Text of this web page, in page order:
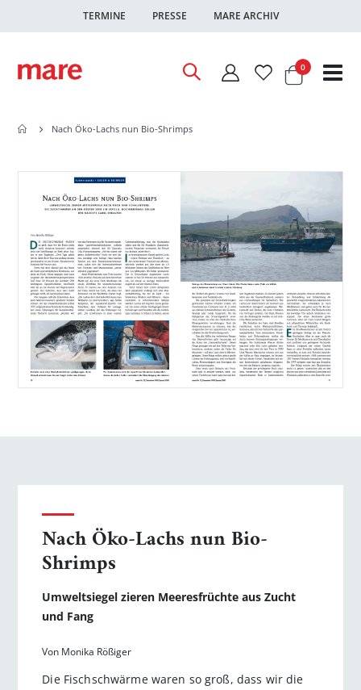
TERMINE PRESSE MARE ARCHIV
Warenkorb
0Artikel
Nach Öko-Lachs nun Bio-Shrimps
Ende
Bildgalerie
springen
Anfang
Bildgalerie
springen
Nach Öko-Lachs nun Bio-
Shrimps
Umweltsiegel zieren Meeresfrüchte aus Zucht
und Fang
Von Monika Rößiger
Die Fischschwärme waren so groß, dass wir die